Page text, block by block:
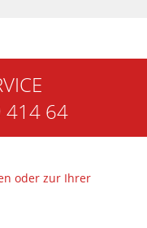
414 64
oder zur Ihrer